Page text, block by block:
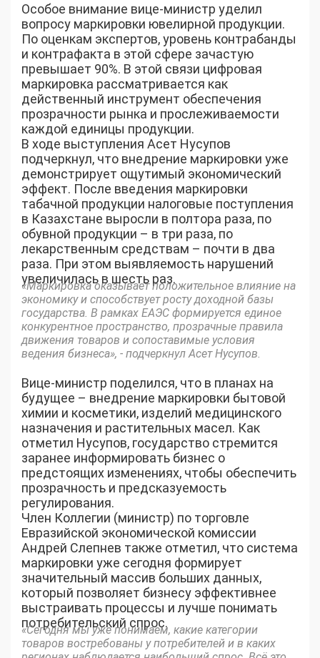
Особое внимание вице-министр уделил
вопросу маркировки ювелирной продукции.
По оценкам экспертов, уровень контрабанды
и контрафакта в этой сфере зачастую
превышает 90%. В этой связи цифровая
маркировка рассматривается как
действенный инструмент обеспечения
прозрачности рынка и прослеживаемости
каждой единицы продукции.
В ходе выступления Асет Нусупов
подчеркнул, что внедрение маркировки уже
демонстрирует ощутимый экономический
эффект. После введения маркировки
табачной продукции налоговые поступления
в Казахстане выросли в полтора раза, по
обувной продукции – в три раза, по
лекарственным средствам – почти в два
раза. При этом выявляемость нарушений
увеличилась в шесть раз.
«Маркировка оказывает положительное влияние на
экономику и способствует росту доходной базы
государства. В рамках ЕАЭС формируется единое
конкурентное пространство, прозрачные правила
движения товаров и сопоставимые условия
ведения бизнеса», - подчеркнул Асет Нусупов.
Вице-министр поделился, что в планах на
будущее – внедрение маркировки бытовой
химии и косметики, изделий медицинского
назначения и растительных масел. Как
отметил Нусупов, государство стремится
заранее информировать бизнес о
предстоящих изменениях, чтобы обеспечить
прозрачность и предсказуемость
регулирования.
Член Коллегии (министр) по торговле
Евразийской экономической комиссии
Андрей Слепнев также отметил, что система
маркировки уже сегодня формирует
значительный массив больших данных,
который позволяет бизнесу эффективнее
выстраивать процессы и лучше понимать
потребительский спрос.
«Сегодня мы уже понимаем, какие категории
товаров востребованы у потребителей и в каких